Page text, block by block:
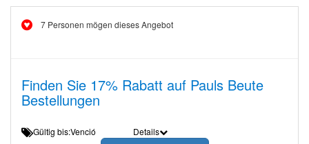
7 Personen mögen dieses Angebot
Finden Sie 17% Rabatt auf Pauls Beute
Bestellungen
Gültig bis:Venció Details